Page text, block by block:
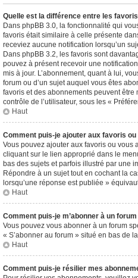
Quelle est la différence entre les
Dans phpBB 3.0, la fonctionnalité qui
favoris était similaire à celle présente
receviez aucune notification lorsqu’un
Dans phpBB 3.2, les favoris sont
pouvez à présent recevoir une
mis à jour. L’abonnement, quant à lui,
forum ou d’un sujet auquel vous êtes
favoris et des abonnements peuvent
contrôle de l’utilisateur, sous les «
Haut
Comment puis-je ajouter aux favoris
Vous pouvez ajouter aux favoris ou vous
cliquant sur le lien approprié dans le
bas des sujets et parfois illustré par une
Répondre à un sujet tout en cochant la
lorsqu’une réponse est publiée »
Haut
Comment puis-je m’abonner à un
Vous pouvez vous abonner à un forum
« S’abonner au forum » situé en bas de
Haut
Comment puis-je résilier mes